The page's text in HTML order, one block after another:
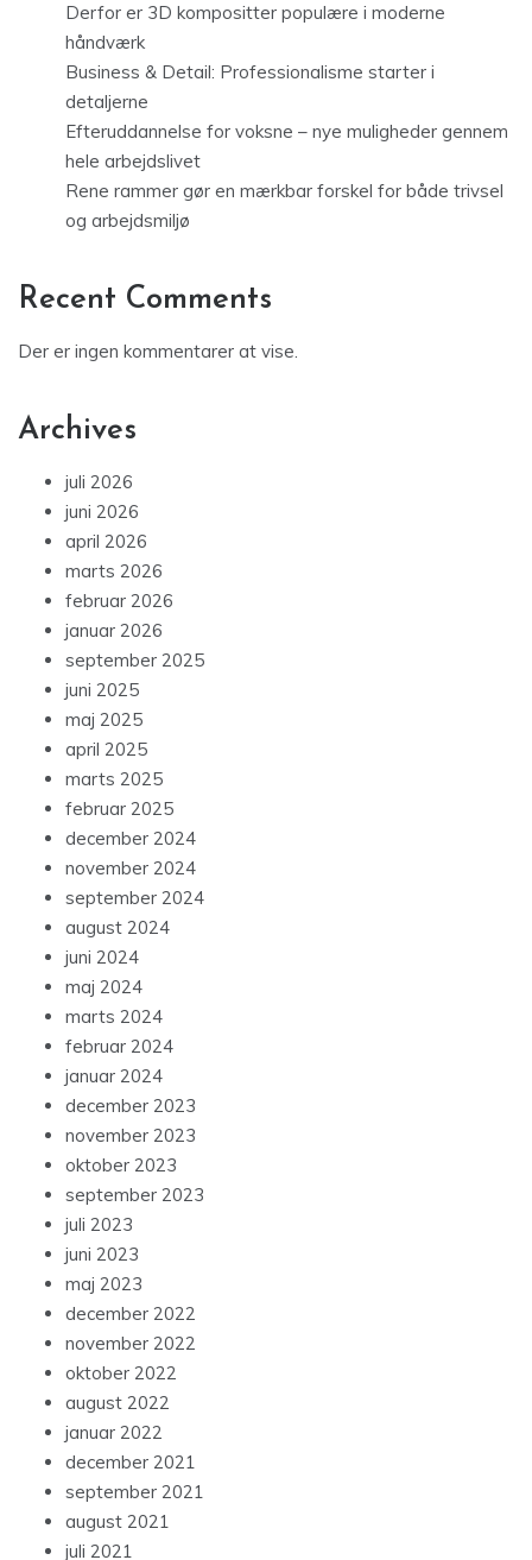
Derfor er 3D kompositter populære i moderne
håndværk
Business & Detail: Professionalisme starter i
detaljerne
Efteruddannelse for voksne – nye muligheder gennem
hele arbejdslivet
Rene rammer gør en mærkbar forskel for både trivsel
og arbejdsmiljø
Recent Comments
Der er ingen kommentarer at vise.
Archives
juli 2026
juni 2026
april 2026
marts 2026
februar 2026
januar 2026
september 2025
juni 2025
maj 2025
april 2025
marts 2025
februar 2025
december 2024
november 2024
september 2024
august 2024
juni 2024
maj 2024
marts 2024
februar 2024
januar 2024
december 2023
november 2023
oktober 2023
september 2023
juli 2023
juni 2023
maj 2023
december 2022
november 2022
oktober 2022
august 2022
januar 2022
december 2021
september 2021
august 2021
juli 2021